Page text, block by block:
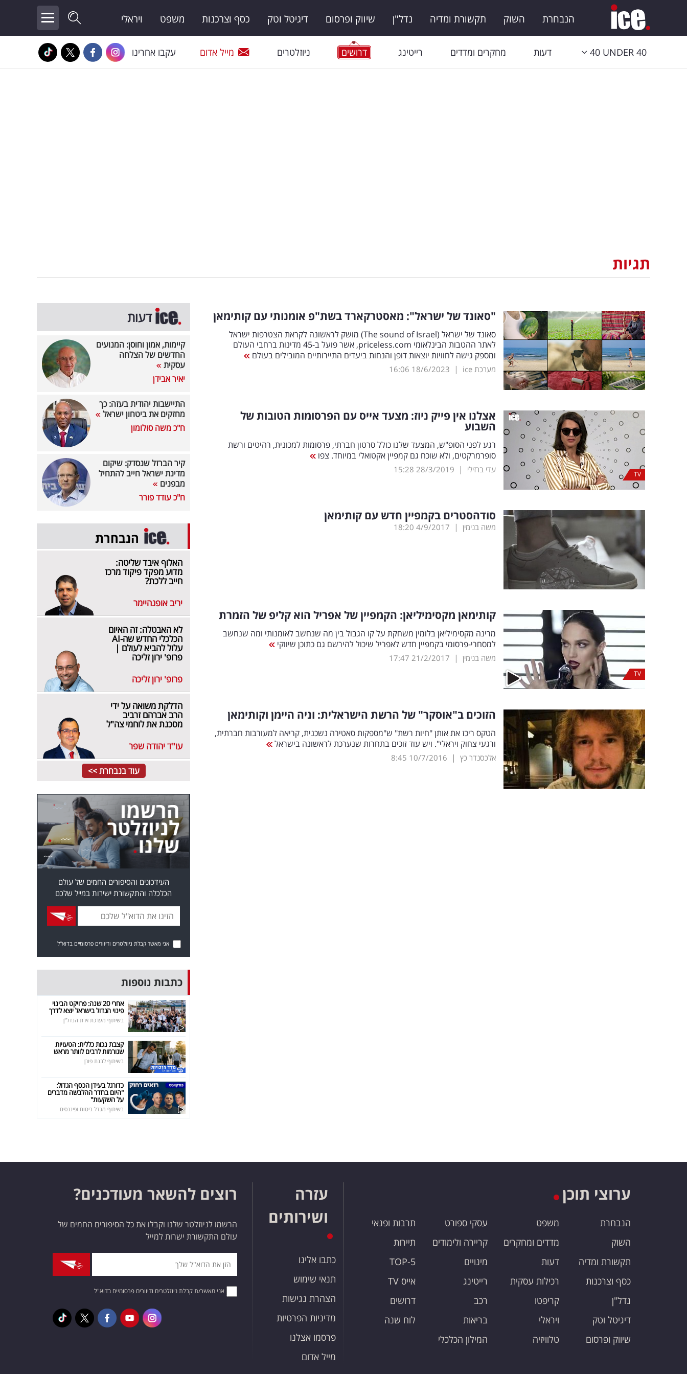
הנבחרת השוק תקשורת ומדיה נדל"ן שיווק ופרסום דיגיטל וטק כסף וצרכנות משפט ויראלי
40 UNDER 40 דעות מחקרים ומדדים רייטינג דרושים ניוזלטרים מייל אדום עקבו אחרינו
תגיות
"סאונד של ישראל": מאסטרקארד בשת"פ אומנותי עם קותימאן
סאונד של ישראל (The sound of Israel) מושק לראשונה לקראת הצטרפות ישראל
לאתר ההטבות הבינלאומי priceless.com, אשר פועל ב-45 מדינות ברחבי העולם
ומספק גישה לחוויות יוצאות דופן והנחות ביעדים התיירותיים המובילים בעולם
מערכת ice |
18/6/2023
16:06
TV
אצלנו אין פייק ניוז: מצעד אייס עם הפרסומות הטובות של
השבוע
רגע לפני הסופ"ש, המצעד שלנו כולל סרטון חברתי, פרסומות למכונית, רהיטים ורשת
סופרמרקטים, ולא שוכח גם קמפיין אקטואלי במיוחד. צפו
עדי ברזילי |
28/3/2019
15:28
סודהסטרים בקמפיין חדש עם קותימאן
משה בנימין |
4/9/2017
18:20
TV
קותימאן מקסימיליאן: הקמפיין של אפריל הוא קליפ של הזמרת
מרינה מקסימיליאן בלומין משחקת על קו הגבול בין מה שנחשב לאומנותי ומה שנחשב
למסחרי-פרסומי בקמפיין חדש לאפריל שיכול להירשם גם כתוכן שיווקי
משה בנימין |
21/2/2017
17:47
הזוכים ב"אוסקר" של הרשת הישראלית: וניה היימן וקותימאן
הטקס ריכז את אותן "חיות רשת" ש"מספקות סאטירה נשכנית, קריאה למעורבות חברתית,
ורגעי צחוק ויראלי". ויש עוד זוכים בתחרות שנערכת לראשונה בישראל
אלכסנדר כץ |
10/7/2016
8:45
דעות
קיימות, אמון וחוסן: המנועים
החדשים של הצלחה
עסקית
יאיר אבידן
התיישבות יהודית בעזה: כך
מחזקים את ביטחון ישראל
ח"כ משה סולומון
קיר הברזל שנסדק: שיקום
מדינת ישראל חייב להתחיל
מבפנים
ח"כ עודד פורר
הנבחרת
האלוף איבד שליטה:
מדוע מפקד פיקוד מרכז
חייב ללכת?
יריב אופנהיימר
לא האבטלה: זה האיום
הכלכלי החדש שה-AI
עלול להביא לעולם |
פרופ' ירון זליכה
פרופ' ירון זליכה
הדלקת משואה על ידי
הרב אברהם זרביב
מסכנת את לוחמי צה"ל
עו"ד יהודה שפר
עוד בנבחרת >>
העידכונים והסיפורים החמים של עולם
הכלכלה והתקשורת ישירות במייל שלכם
אני מאשר קבלת ניוזלטרים ודיוורים פרסומיים בדוא"ל
כתבות נוספות
אחרי 20 שנה: פרויקט הבינוי
פינוי הגדול בישראל יוצא לדרך
בשיתוף מערכת זירת הנדל"ן
קצבת נכות כללית: הטעויות
שגורמות לרבים לוותר מראש
בשיתוף לבנת פורן
כדורגל בעידן הכסף הגדול:
"היום בחדר ההלבשה מדברים
על השקעות"
בשיתוף מגדל ביטוח ופיננסים
ערוצי תוכן
הנבחרת
השוק
תקשורת ומדיה
כסף וצרכנות
נדל"ן
דיגיטל וטק
שיווק ופרסום
משפט
מדדים ומחקרים
דעות
רכילות עסקית
קריפטו
ויראלי
טלוויזיה
עסקי ספורט
קריירה ולימודים
מינויים
רייטינג
רכב
בריאות
המילון הכלכלי
תרבות ופנאי
תיירות
TOP-5
אייס TV
דרושים
לוח שנה
עזרה
ושירותים
כתבו אלינו
תנאי שימוש
הצהרת נגישות
מדיניות הפרטיות
פרסמו אצלנו
מייל אדום
רוצים להשאר מעודכנים?
הרשמו לניוזלטר שלנו וקבלו את כל הסיפורים החמים של
עולם התקשורת ישרות למייל
אני מאשר/ת קבלת ניוזלטרים ודיוורים פרסומיים בדוא"ל